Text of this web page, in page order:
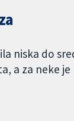
niska do
a za neke je